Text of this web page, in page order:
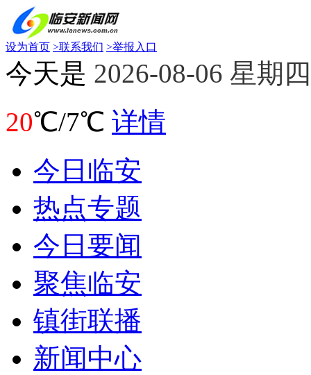
设为首页 >联系我们 >举报入口
今天是 2026-08-06 星期四
20℃/7℃ 详情
今日临安
热点专题
今日要闻
聚焦临安
镇街联播
新闻中心